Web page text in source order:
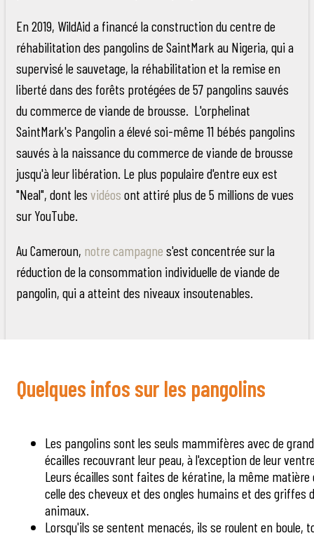
En 2019, WildAid a financé la construction du centre de
réhabilitation des pangolins de SaintMark au Nigeria, qui a
supervisé le sauvetage, la réhabilitation et la remise en
liberté dans des forêts protégées de 57 pangolins sauvés
du commerce de viande de brousse. L'orphelinat
SaintMark's Pangolin a élevé soi-même 11 bébés pangolins
sauvés à la naissance du commerce de viande de brousse
jusqu'à leur libération. Le plus populaire d'entre eux est
"Neal", dont les vidéos ont attiré plus de 5 millions de vues
sur YouTube.
Au Cameroun, notre campagne s'est concentrée sur la
réduction de la consommation individuelle de viande de
pangolin, qui a atteint des niveaux insoutenables.
Quelques infos sur les pangolins
Les pangolins sont les seuls mammifères avec de
écailles recouvrant leur peau, à l'exception de leur
Leurs écailles sont faites de kératine, la même matière
celle des cheveux et des ongles humains et des griffes
animaux.
Lorsqu'ils se sentent menacés, ils se roulent en boule,